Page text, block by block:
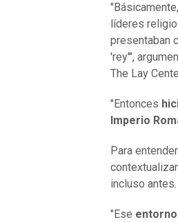
líderes
presentaban
'rey'",
The Lay
"Entonces
Imperio
Para
incluso antes.
"Ese